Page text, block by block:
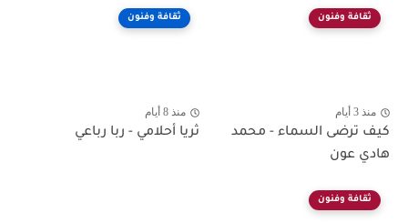
ثقافة وفنون
منذ 3 أيام
كيف ترضى السماء - محمد
هادي عون
ثقافة وفنون
منذ 8 أيام
ثريا أحلامي - ربا رباعي
ثقافة وفنون